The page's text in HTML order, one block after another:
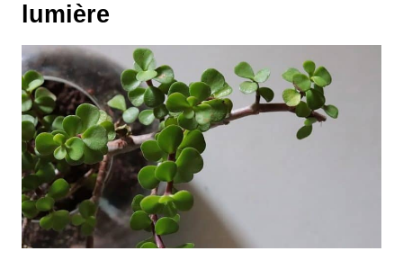
lumière